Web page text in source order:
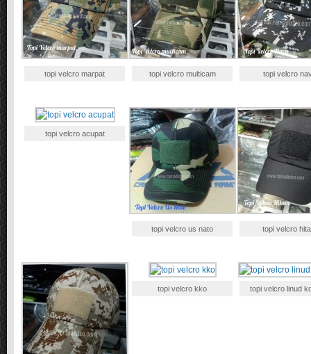
topi velcro marpat topi velcro multicam topi velcro
topi velcro acupat
topi velcro us nato topi velcro
topi velcro kko topi velcro linud